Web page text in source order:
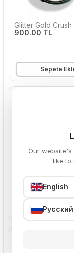
Glitter Gold Crush
900.00 TL
Sepete
Glitter Pink Crush
Sepete Ekle
Our website's
like to
English
Русский